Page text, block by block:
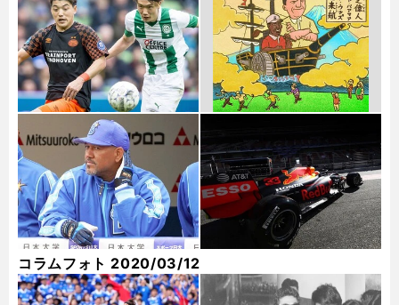
コラムフォト 2020/03/12